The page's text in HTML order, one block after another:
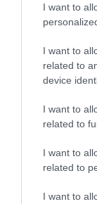
I want to
I want to
related to
device
I want to
related to
I want to
related to
I want to